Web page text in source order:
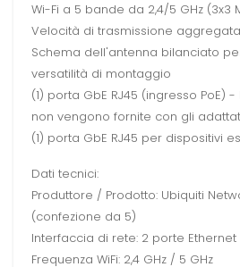
Wi-Fi a 5 bande da 2,4/5 GHz (3x3
Velocità di trasmissione aggregata
Schema dell'antenna bilanciato
versatilità di montaggio
(1) porta GbE RJ45 (ingresso PoE)
non vengono fornite con gli
(1) porta GbE RJ45 per dispositivi
Dati tecnici:
Produttore / Prodotto: Ubiquiti
(confezione da 5)
Interfaccia di rete: 2 porte Ethernet
Frequenza WiFi: 2,4 GHz / 5 GHz